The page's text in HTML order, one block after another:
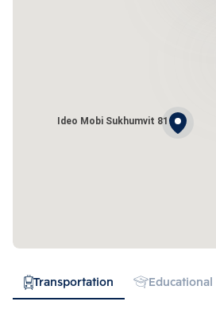
Ideo Mobi Sukhumvit 81
Transportation